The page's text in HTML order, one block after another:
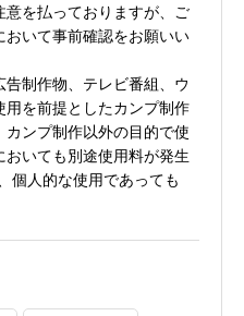
を払っておりますが、ご
いて事前確認をお願いい
制作物、テレビ番組、ウ
用を前提としたカンプ制作
ンプ制作以外の目的で使
いても別途使用料が発生
個人的な使用であっても